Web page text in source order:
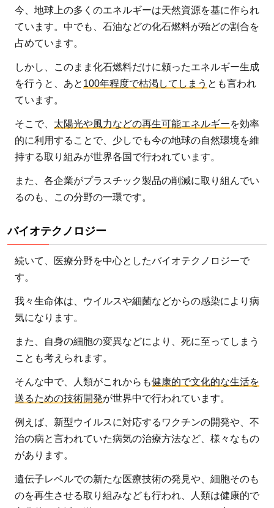
今、地球上の多くのエネルギーは天然資源を基に作られ
ています。中でも、石油などの化石燃料が殆どの割合を
占めています。
しかし、このまま化石燃料だけに頼ったエネルギー生成
を行うと、あと 100年程度で枯渇してしまう とも言われ
ています。
そこで、 太陽光や風力などの再生可能エネルギーを効率
的に利用することで、少しでも今の地球の自然環境を維
持する取り組みが世界各国で行われています。
また、各企業がプラスチック製品の削減に取り組んでい
るのも、この分野の一環です。
バイオテクノロジー
続いて、医療分野を中心としたバイオテクノロジーで
す。
我々生命体は、ウイルスや細菌などからの感染により病
気になります。
また、自身の細胞の変異などにより、死に至ってしまう
ことも考えられます。
そんな中で、人類がこれからも健康的で文化的な生活を
送るための技術開発が世界中で行われています。
例えば、新型ウイルスに対応するワクチンの開発や、不
治の病と言われていた病気の治療方法など、様々なもの
があります。
遺伝子レベルでの新たな医療技術の発見や、細胞そのも
のを再生させる取り組みなども行われ、人類は健康的で